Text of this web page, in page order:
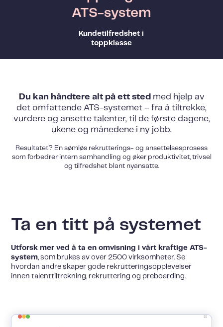
ATS-system
Kundetilfredshet i
toppklasse
Du kan håndtere alt på ett sted med hjelp av
det omfattende ATS-systemet – fra å tiltrekke,
vurdere og ansette talenter, til de første dagene,
ukene og månedene i ny jobb.
Resultatet? En sømløs rekrutterings- og ansettelsesprosess
som forbedrer intern samhandling og øker produktivitet, trivsel
og tilfredshet blant nyansatte.
Ta en titt på systemet
Utforsk mer ved å ta en omvisning i vårt kraftige ATS-
system, som brukes av over 2500 virksomheter. Se
hvordan andre skaper gode rekrutteringsopplevelser
innen talenttiltrekning, rekruttering og preboarding.